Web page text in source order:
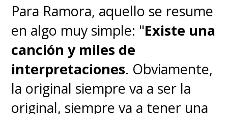
on Titan Final Season Part 2
"This Fffire" por Franz
Ferdinand, Cyberpunk:
Edgerunners
Para Ramora, aquello se resume
en algo muy simple: "Existe una
canción y miles de
interpretaciones. Obviamente,
la original siempre va a ser la
original, siempre va a tener una